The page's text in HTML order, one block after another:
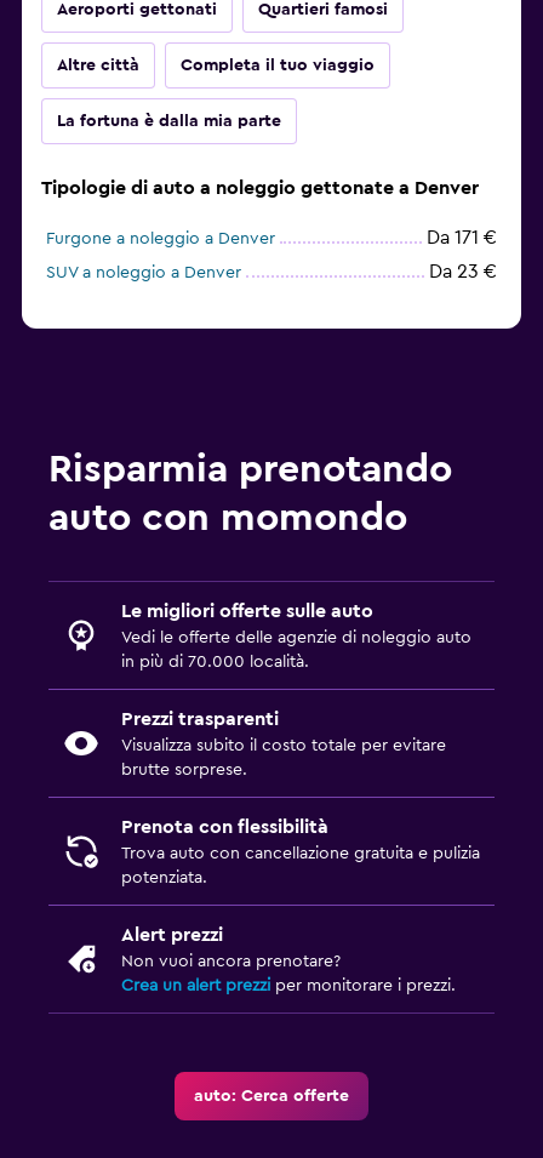
Aeroporti gettonati Quartieri famosi
Altre città Completa il tuo viaggio
La fortuna è dalla mia parte
Tipologie di auto a noleggio gettonate a Denver
Furgone a noleggio a Denver Da 171 €
SUV a noleggio a Denver Da 23 €
Risparmia prenotando
auto con momondo
Le migliori offerte sulle auto
Vedi le offerte delle agenzie di noleggio auto
in più di 70.000 località.
Prezzi trasparenti
Visualizza subito il costo totale per evitare
brutte sorprese.
Prenota con flessibilità
Trova auto con cancellazione gratuita e pulizia
potenziata.
Alert prezzi
Non vuoi ancora prenotare?
Crea un alert prezzi per monitorare i prezzi.
auto: Cerca offerte